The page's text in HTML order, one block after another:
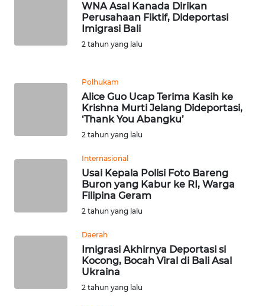
WNA Asal Kanada Dirikan
Perusahaan Fiktif, Dideportasi
Imigrasi Bali
2 tahun yang lalu
Polhukam
Alice Guo Ucap Terima Kasih ke
Krishna Murti Jelang Dideportasi,
‘Thank You Abangku’
2 tahun yang lalu
Internasional
Usai Kepala Polisi Foto Bareng
Buron yang Kabur ke RI, Warga
Filipina Geram
2 tahun yang lalu
Daerah
Imigrasi Akhirnya Deportasi si
Kocong, Bocah Viral di Bali Asal
Ukraina
2 tahun yang lalu
WN
SULBAR